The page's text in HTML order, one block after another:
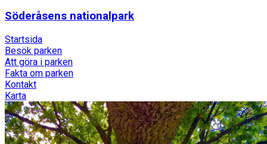
Söderåsens nationalpark
Startsida
Besök parken
Att göra i parken
Fakta om parken
Kontakt
Karta